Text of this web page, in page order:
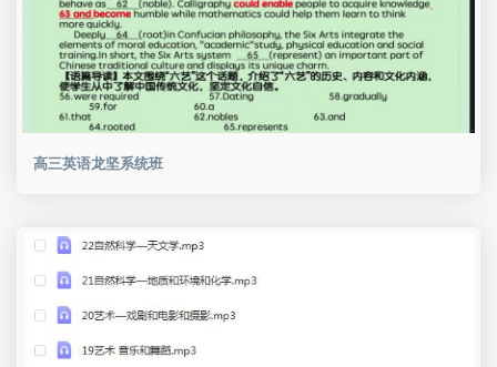
高三英语龙坚系统班